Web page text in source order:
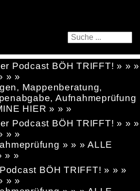
Podcast BÖH TRIFFT! » » »
» »
Mappenberatung,
Aufnahmeprüfung
HIER » » »
Podcast BÖH TRIFFT! » » »
» »
» » » ALLE
» »
BÖH TRIFFT! » » »
» »